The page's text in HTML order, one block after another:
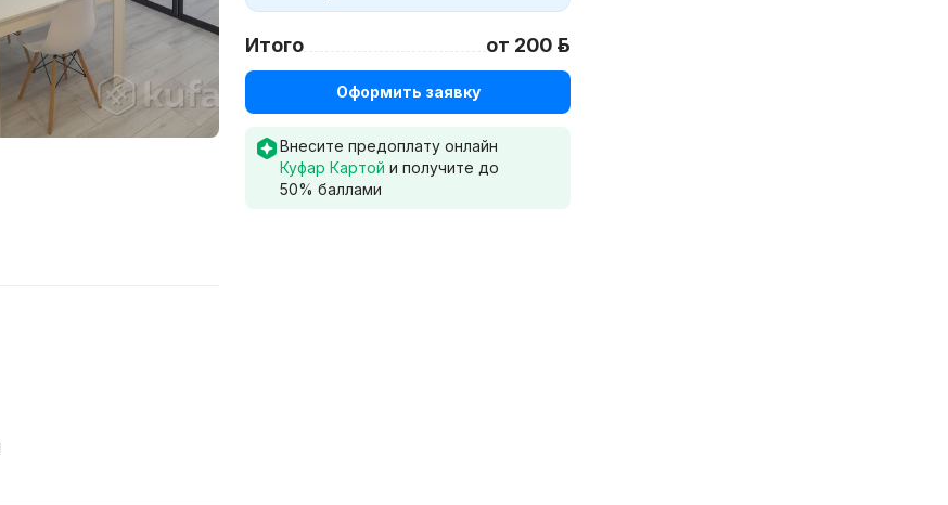
Итого от 200 р.
Оформить заявку
Внесите предоплату онлайн
Куфар Картой и получите до
50% баллами